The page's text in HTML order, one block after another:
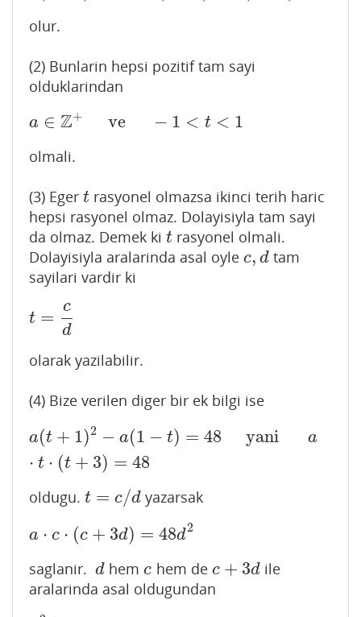
olur.
(2) Bunlarin hepsi pozitif tam sayi
olduklarindan
a ∈ Z+ ve − 1 < t < 1
a∈ ve − 1< t<1
olmali.
(3) Eger t
t rasyonel olmazsa ikinci terih haric
hepsi rasyonel olmaz. Dolayisiyla tam sayi
da olmaz. Demek ki t
t rasyonel olmali.
Dolayisiyla aralarinda asal oyle c, d
c,d tam
sayilari vardir ki
t =
c
d
t=c d
olarak yazilabilir.
(4) Bize verilen diger bir ek bilgi ise
a(t + 1)2 − a(1 − t) = 48 yani a
⋅ t ⋅ (t + 3) = 48
a (t+ 1 )2− a( 1−t)= 48 yani ⋅t⋅(t+3 48
oldugu. t = c/d
t=c/ d yazarsak
a ⋅ c ⋅ (c + 3d) = 48d2
a⋅ c⋅( c+3d)=48d 2
saglanir. d
d hemc
c hem de c + 3d
c+3d
ile
aralarinda asal oldugundan